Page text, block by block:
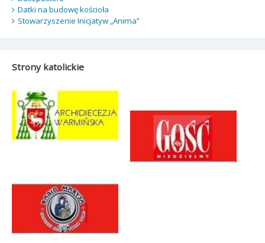
Datki na budowę kościoła
Stowarzyszenie Inicjatyw „Anima”
Strony katolickie